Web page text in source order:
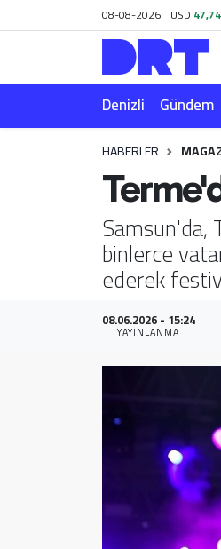
08-08-2026 USD
Denizli Gündem
HABERLER
Samsun'da,
binlerce
ederek
08.06.2026 - 15:24
YAYINLANMA
Gündem
Ekonomi
Magazin
Resmi İlan
Hava Durumu
Trafik Durumu
Puan Durumu ve Fikstür
Tüm Manşetler
Son Dakika Haberleri
Haber Arşivi